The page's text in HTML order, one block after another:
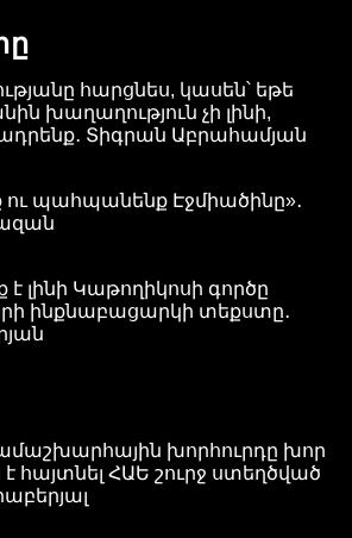
հարցնես, կասեն՝ եթե
խաղաղություն չի լինի,
Տիգրան Աբրահամյան
պահպանենք Էջմիածինը»․
լինի Կաթողիկոսի գործը
ինքնաբացարկի տեքստը․
խորհուրդը խոր
հայտնել ՀԱԵ շուրջ ստեղծված